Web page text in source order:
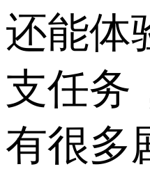
还能体
支任务
有很多